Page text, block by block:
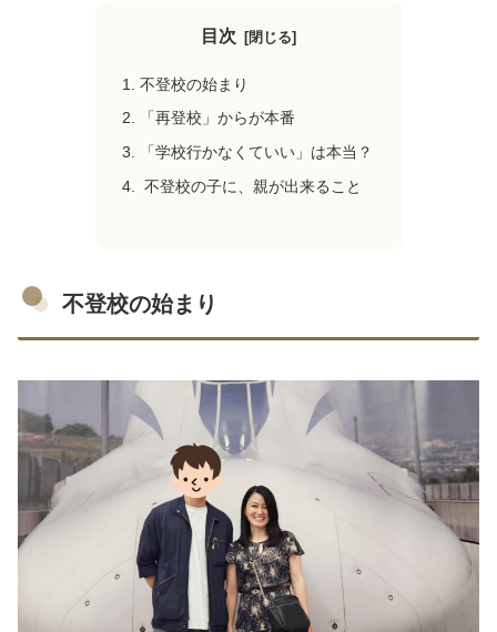
目次
不登校の始まり
「再登校」からが本番
「学校行かなくていい」は本当？
不登校の子に、親が出来ること
不登校の始まり